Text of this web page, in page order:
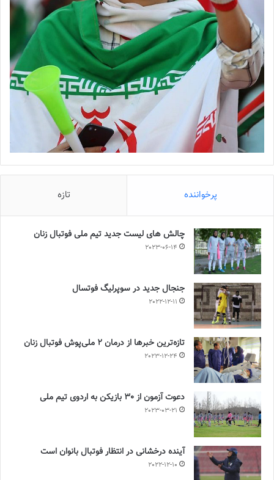
پرخواننده تازه
چالش هاى ليست جدید تيم ملى فوتبال زنان
2023-06-14
جنجال جدید در سوپرلیگ فوتسال
2022-12-11
تازه‌ترین خبرها از درمان ۲ ملی‌پوش فوتبال زنان
2023-12-24
دعوت آزمون از 30 بازیکن به اردوی تیم ملی
2023-03-21
آینده درخشانی در انتظار فوتبال بانوان است
2022-12-10